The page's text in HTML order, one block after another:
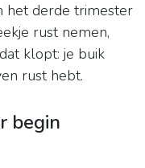
het derde trimester
rust nemen,
klopt: je buik
rust hebt.
begin